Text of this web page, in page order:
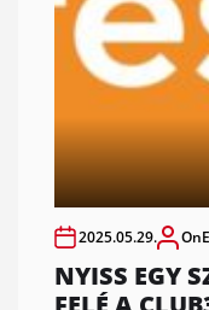
2025.05.29.
NYISS EGY